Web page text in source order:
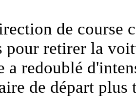
de course
pour retirer la
a redoublé
de départ plus